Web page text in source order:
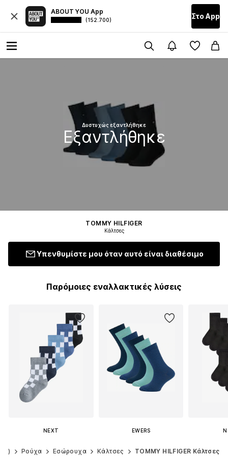
ABOUT YOU App
(152.700) Στο Αpp
Δυστυχώς εξαντλήθηκε
Εξαντλήθηκε
TOMMY HILFIGER
Κάλτσες
Υπενθυμίστε μου όταν αυτό είναι διαθέσιμο
Παρόμοιες εναλλακτικές λύσεις
NEXT
+10
EWERS
Ρούχα Εσώρουχα Κάλτσες TOMMY HILFIGER Κάλτσες